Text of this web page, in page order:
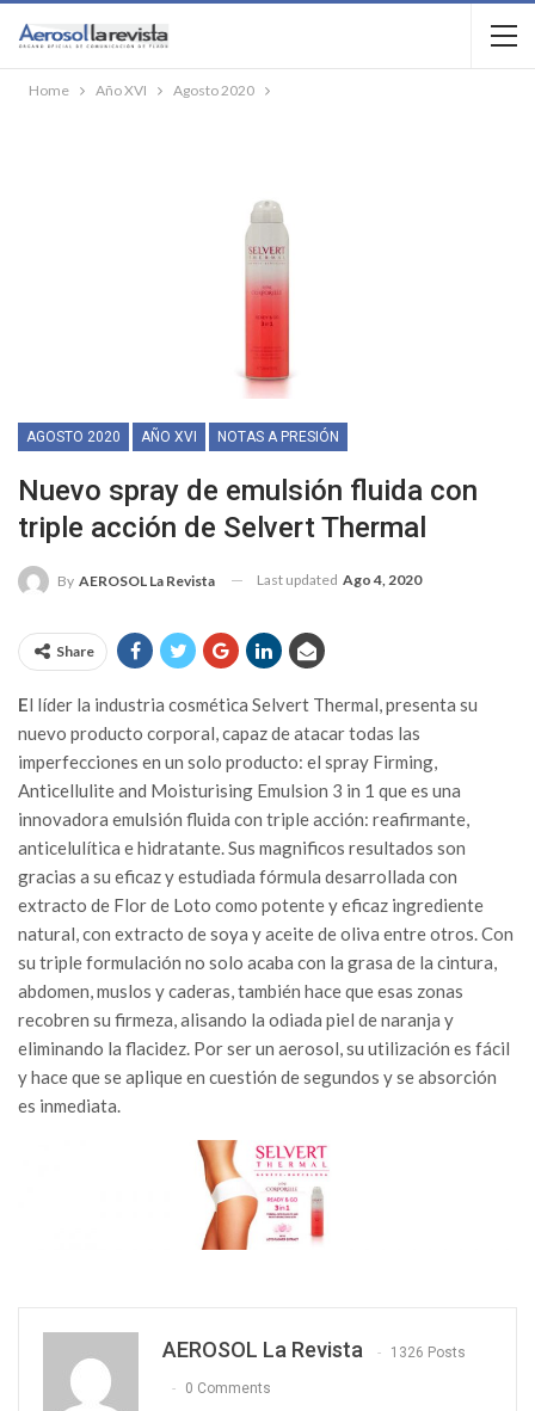
Home Año XVI Agosto 2020
AGOSTO 2020 AÑO XVI NOTAS A PRESIÓN
Nuevo spray de emulsión fluida con
triple acción de Selvert Thermal
By AEROSOL La Revista Last updated Ago 4, 2020
Share
El líder la industria cosmética Selvert Thermal, presenta su
nuevo producto corporal, capaz de atacar todas las
imperfecciones en un solo producto: el spray Firming,
Anticellulite and Moisturising Emulsion 3 in 1 que es una
innovadora emulsión fluida con triple acción: reafirmante,
anticelulítica e hidratante. Sus magnificos resultados son
gracias a su eficaz y estudiada fórmula desarrollada con
extracto de Flor de Loto como potente y eficaz ingrediente
natural, con extracto de soya y aceite de oliva entre otros. Con
su triple formulación no solo acaba con la grasa de la cintura,
abdomen, muslos y caderas, también hace que esas zonas
recobren su firmeza, alisando la odiada piel de naranja y
eliminando la flacidez. Por ser un aerosol, su utilización es fácil
y hace que se aplique en cuestión de segundos y se absorción
es inmediata.
AEROSOL La Revista 1326 Posts
0 Comments